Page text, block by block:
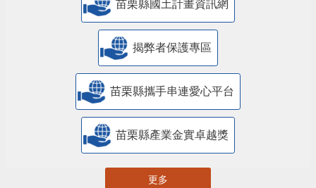
苗栗縣國土計畫資訊網
揭弊者保護專區
苗栗縣攜手串連愛心平台
苗栗縣產業金實卓越獎
更多